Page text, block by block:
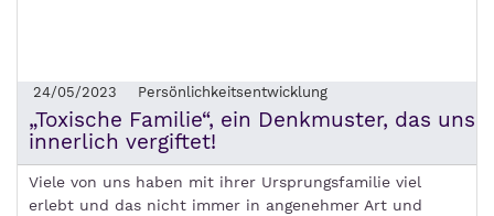
24/05/2023 Persönlichkeitsentwicklung
„Toxische Familie“, ein Denkmuster, das uns
innerlich vergiftet!
Viele von uns haben mit ihrer Ursprungsfamilie viel
erlebt und das nicht immer in angenehmer Art und